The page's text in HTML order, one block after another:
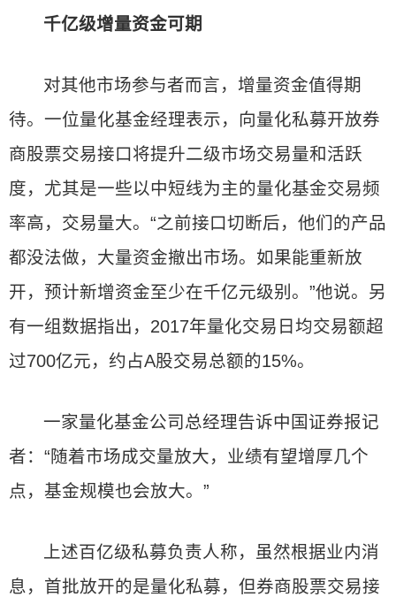
千亿级增量资金可期
对其他市场参与者而言，增量资金值得期
待。一位量化基金经理表示，向量化私募开放券
商股票交易接口将提升二级市场交易量和活跃
度，尤其是一些以中短线为主的量化基金交易频
率高，交易量大。“之前接口切断后，他们的产品
都没法做，大量资金撤出市场。如果能重新放
开，预计新增资金至少在千亿元级别。”他说。另
有一组数据指出，2017年量化交易日均交易额超
过700亿元，约占A股交易总额的15%。
一家量化基金公司总经理告诉中国证券报记
者：“随着市场成交量放大，业绩有望增厚几个
点，基金规模也会放大。”
上述百亿级私募负责人称，虽然根据业内消
息，首批放开的是量化私募，但券商股票交易接